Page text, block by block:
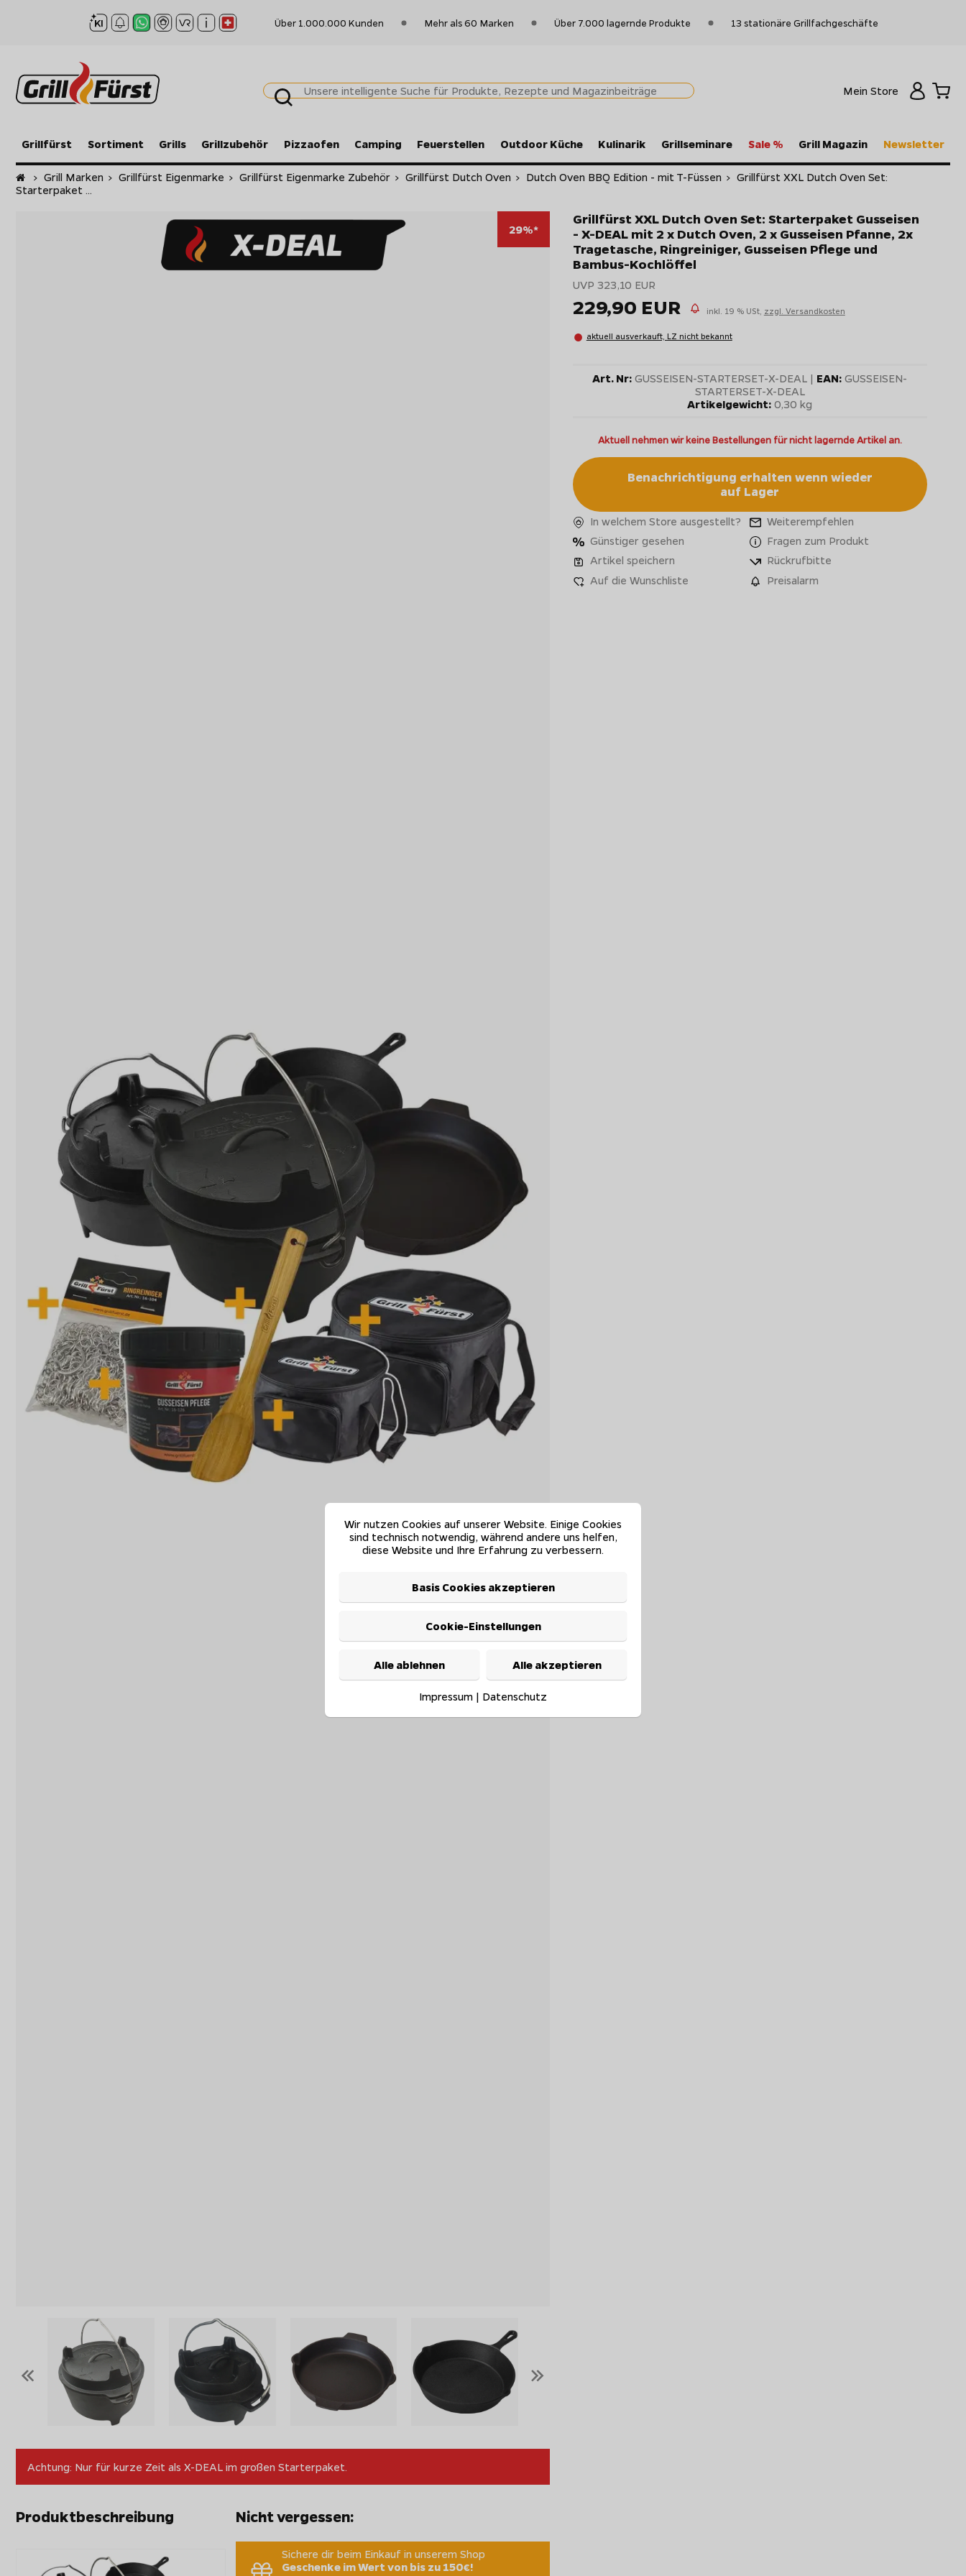
Über 1.000.000 Kunden Mehr als 60 Marken Über 7.000 lagernde Produkte 13 stationäre Grillfachgeschäfte
Mein Store
Grillfürst Sortiment Grills Grillzubehör Pizzaofen Camping Feuerstellen Outdoor Küche Kulinarik Grillseminare Sale % Grill Magazin Newsletter
Startseite
> Grill Marken > Grillfürst Eigenmarke > Grillfürst Eigenmarke Zubehör > Grillfürst Dutch Oven > Dutch Oven BBQ Edition - mit T-Füssen > Grillfürst XXL Dutch Oven Set:
Starterpaket ...
29%*
« »
Grillfürst XXL Dutch Oven Set: Starterpaket Gusseisen
- X-DEAL mit 2 x Dutch Oven, 2 x Gusseisen Pfanne, 2x
Tragetasche, Ringreiniger, Gusseisen Pflege und
Bambus-Kochlöffel
UVP 323,10 EUR
229,90 EUR inkl. 19 % USt, zzgl. Versandkosten
aktuell ausverkauft, LZ nicht bekannt
Art. Nr: GUSSEISEN-STARTERSET-X-DEAL | EAN: GUSSEISEN-
STARTERSET-X-DEAL
Artikelgewicht: 0,30 kg
Aktuell nehmen wir keine Bestellungen für nicht lagernde Artikel an.
Benachrichtigung erhalten wenn wieder
auf Lager
In welchem Store ausgestellt?
Weiterempfehlen
Günstiger gesehen
Fragen zum Produkt
Artikel speichern
Rückrufbitte
Auf die Wunschliste
Preisalarm
Achtung: Nur für kurze Zeit als X-DEAL im großen Starterpaket.
Produktbeschreibung Nicht vergessen:
Sichere dir beim Einkauf in unserem Shop
Geschenke im Wert von bis zu 150€!
Wir nutzen Cookies auf unserer Website. Einige Cookies
sind technisch notwendig, während andere uns helfen,
diese Website und Ihre Erfahrung zu verbessern.
Basis Cookies akzeptieren
Cookie-Einstellungen
Alle ablehnen Alle akzeptieren
Impressum | Datenschutz